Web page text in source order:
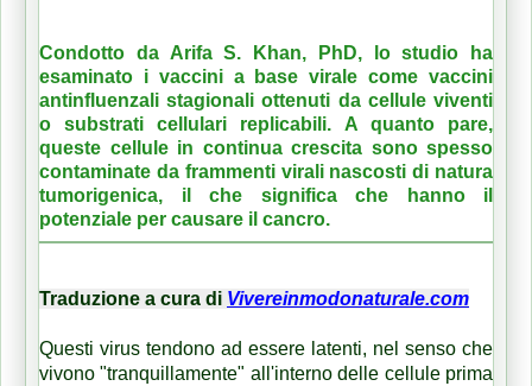
Condotto da Arifa S. Khan, PhD, lo studio ha
esaminato i vaccini a base virale come vaccini
antinfluenzali stagionali ottenuti da cellule viventi
o substrati cellulari replicabili. A quanto pare,
queste cellule in continua crescita sono spesso
contaminate da frammenti virali nascosti di natura
tumorigenica, il che significa che hanno il
potenziale per causare il cancro.
Traduzione a cura di Vivereinmodonaturale.com
Questi virus tendono ad essere latenti, nel senso che
vivono "tranquillamente" all'interno delle cellule prima